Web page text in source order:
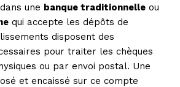
une banque traditionnelle ou
qui accepte les dépôts de
disposent des
pour traiter les chèques
ou par envoi postal. Une
et encaissé sur ce compte